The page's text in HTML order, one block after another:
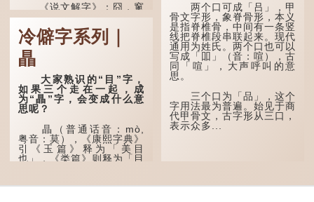
《说文解字》：囧，窻
牖丽廔闿明。象形。囧，本
义是透光通明的窗户，跟
「囱」一样都是「窗」的象
形字。甲骨文中又用作地
名，古书中的「黍于囧」表
示在囧地种黍。
这个古字十分少用，直
至21世纪，网络上开始流
行表情符号，这个字也被网
民当做表情符号来用。
囧字的「八」像一对委
屈的八字眉模样，「口」像
惊讶、...
冷僻字系列｜
瞐
大家熟识的“目”字，
如果三个走在一起，成
为“瞐”字，会变成什么意
思呢？
瞐（普通话音：mò,
粤音：莫），《康熙字典》
引《玉篇》释为「美目
也」，《类篇》则释为「目
两个口可成「吕」，甲
骨文字形，象脊骨形，本义
是指脊椎骨，中间有一条竖
线把脊椎段串联起来。现代
通用为姓氏。两个口也可以
写成「吅」（音：喧），古
同「喧」，大声呼叫的意
思。
三个口为「品」，这个
字用法最为普遍。始见于商
代甲骨文，古字形从三口，
表示众多...